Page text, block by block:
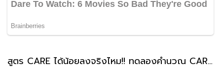
สูตร CARE ได้น้อยลงจริงไหม!! ทดลองคำนวณ CARE บำนาญสูตรใหม่ ทำได้ด้วยตัวเองได้ประมาณกี่บาท